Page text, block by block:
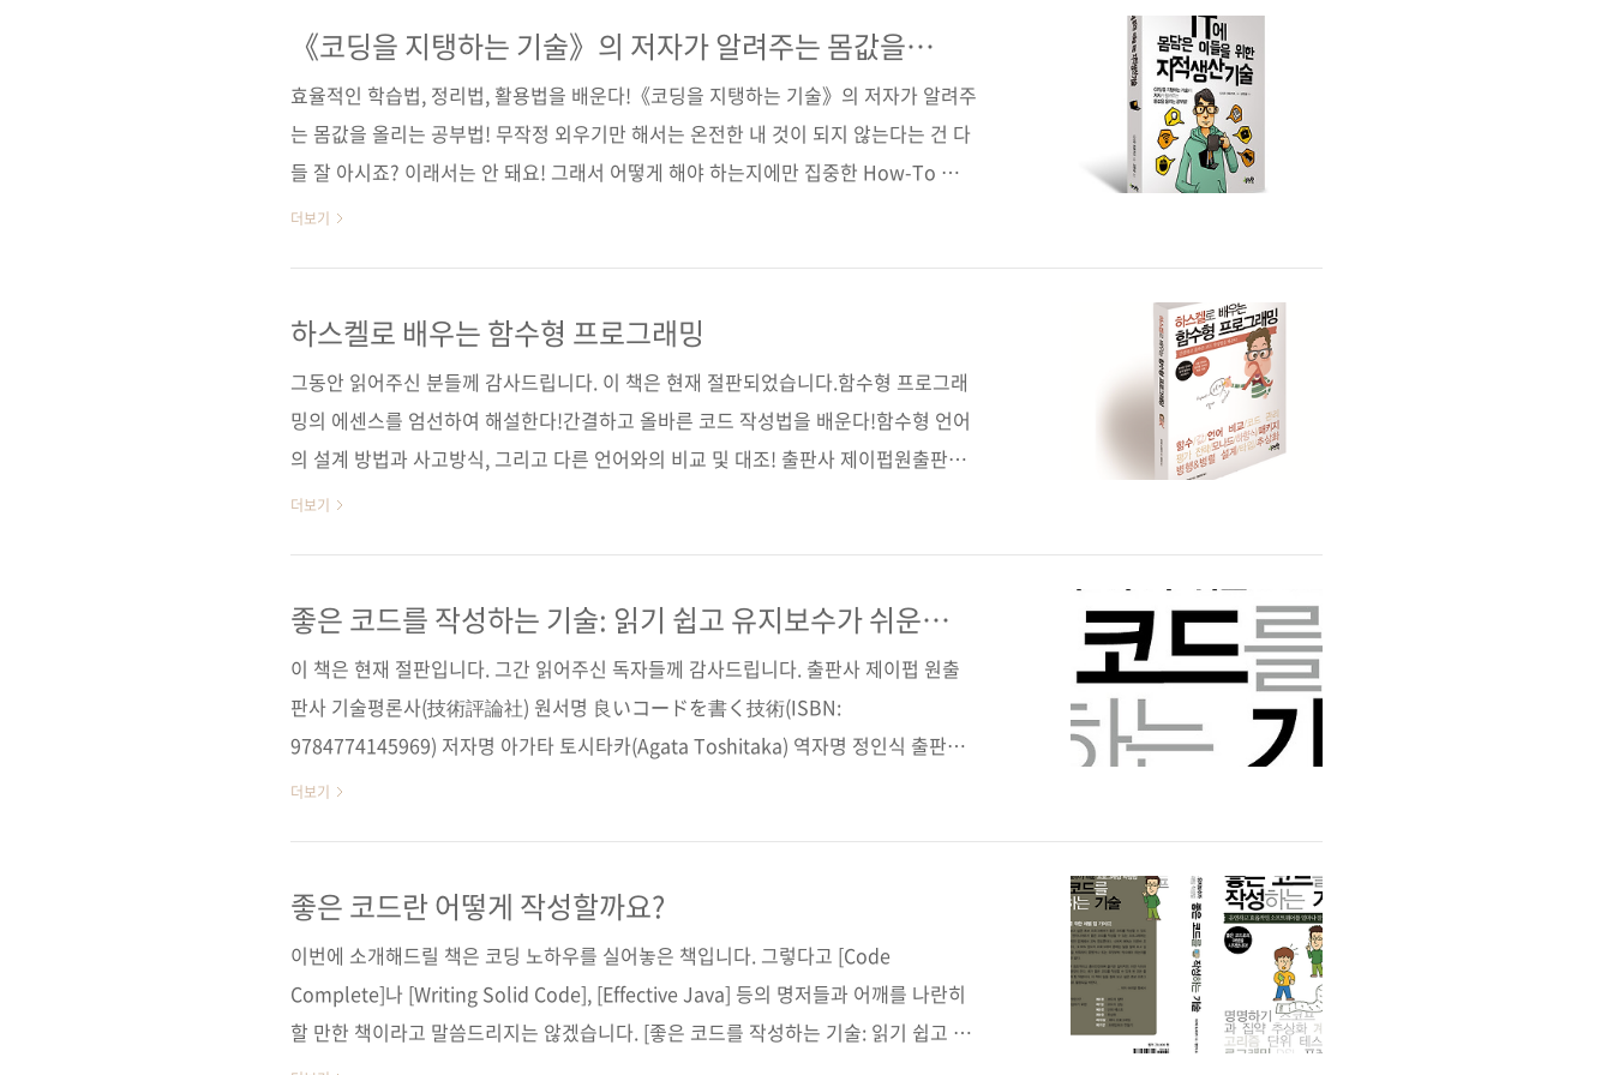
ISBN: 9784774198767)저자명 니시오 히로카즈역자명 김완섭출판일 2019년 10월
cover)정 가 2..
《코딩을 지탱하는 기술》의 저자가 알려주는 몸값을
올리는 공부법!
효율적인 학습법, 정리법, 활용법을 배운다!《코딩을 지탱하는 기술》의 저자가 알려주
는 몸값을 올리는 공부법! 무작정 외우기만 해서는 온전한 내 것이 되지 않는다는 건 다
들 잘 아시죠? 이래서는 안 돼요! 그래서 어떻게 해야 하는지에만 집중한 How-To 부류
의 책들도 많지만, IT인답게, IT인에 걸맞은 사고를 하고 정리하고 이를 활용하는 법까
고 달려가기보다는 크든 작든 성취를 이루기 위한 습관이나 시스템을 구축하는 것이 더
오를 겪거나 컨디션이나 감정에 휩쓸..
더보기
하스켈로 배우는 함수형 프로그래밍
그동안 읽어주신 분들께 감사드립니다. 이 책은 현재 절판되었습니다.함수형 프로그래
밍의 에센스를 엄선하여 해설한다!간결하고 올바른 코드 작성법을 배운다!함수형 언어
의 설계 방법과 사고방식, 그리고 다른 언어와의 비교 및 대조! 출판사 제이펍원출판사
기술평론사(技術評論社)원서명 関数プログラミング実践入門(ISBN
ISBN 979-11-85890-29-6 (93000)키워드 함수 / 값 / 타입 / 추상화 / 하향식 / 모나
페..
더보기
좋은 코드를 작성하는 기술: 읽기 쉽고 유지보수가 쉬운
프로그래밍 작성법
이 책은 현재 절판입니다. 그간 읽어주신 독자들께 감사드립니다. 출판사 제이펍 원출
판사 기술평론사(技術評論社) 원서명 良いコードを書く技術(ISBN:
9784774145969) 저자명 아가타 토시타카(Agata Toshitaka) 역자명 정인식 출판일
2011년 12월 9일 페이지 256쪽 판 형 크라운판 변형(170*225) 반양장(Soft Cover)
스트 메타프로그래밍 / DSL / 프레임워크 관련 사이트 ■ 원출판사 도서소개페이지 ■
더보기
좋은 코드란 어떻게 작성할까요?
이번에 소개해드릴 책은 코딩 노하우를 실어놓은 책입니다. 그렇다고 [Code
Complete]나 [Writing Solid Code], [Effective Java] 등의 명저들과 어깨를 나란히
할 만한 책이라고 말씀드리지는 않겠습니다. [좋은 코드를 작성하는 기술: 읽기 쉽고 유